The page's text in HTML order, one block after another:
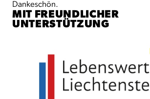
Dankeschön.
MIT FREUNDLICHER
UNTERSTÜTZUNG